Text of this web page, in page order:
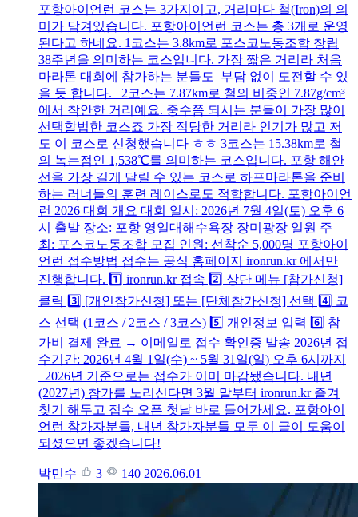
포항아이언런 코스는 3가지이고, 거리마다 철(Iron)의 의
미가 담겨있습니다. 포항아이언런 코스는 총 3개로 운영
된다고 하네요. 1코스는 3.8km로 포스코노동조합 창립
38주년을 의미하는 코스입니다. 가장 짧은 거리라 처음
마라톤 대회에 참가하는 분들도 부담 없이 도전할 수 있
을 듯 합니다. 2코스는 7.87km로 철의 비중인 7.87g/cm³
에서 착안한 거리예요. 중수쯤 되시는 분들이 가장 많이
선택할법한 코스죠 가장 적당한 거리라 인기가 많고 저
도 이 코스로 신청했습니다 ㅎㅎ 3코스는 15.38km로 철
의 녹는점인 1,538℃를 의미하는 코스입니다. 포항 해안
선을 가장 길게 달릴 수 있는 코스로 하프마라톤을 준비
하는 러너들의 훈련 레이스로도 적합합니다. 포항아이언
런 2026 대회 개요 대회 일시: 2026년 7월 4일(토) 오후 6
시 출발 장소: 포항 영일대해수욕장 장미광장 일원 주
최: 포스코노동조합 모집 인원: 선착순 5,000명 포항아이
언런 접수방법 접수는 공식 홈페이지 ironrun.kr 에서만
진행합니다. 1️⃣ ironrun.kr 접속 2️⃣ 상단 메뉴 [참가신청]
클릭 3️⃣ [개인참가신청] 또는 [단체참가신청] 선택 4️⃣ 코
스 선택 (1코스 / 2코스 / 3코스) 5️⃣ 개인정보 입력 6️⃣ 참
가비 결제 완료 → 이메일로 접수 확인증 발송 2026년 접
수기간: 2026년 4월 1일(수) ~ 5월 31일(일) 오후 6시까지
2026년 기준으로는 접수가 이미 마감됐습니다. 내년
(2027년) 참가를 노리신다면 3월 말부터 ironrun.kr 즐겨
찾기 해두고 접수 오픈 첫날 바로 들어가세요. 포항아이
언런 참가자분들, 내년 참가자분들 모두 이 글이 도움이
되셨으면 좋겠습니다!
박민수 3 140 2026.06.01